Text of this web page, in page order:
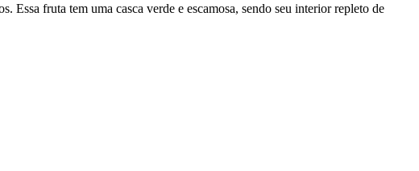
fruta tem uma casca verde e escamosa, sendo seu interior repleto de